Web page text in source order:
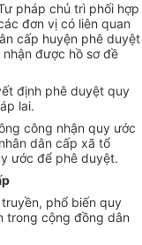
pháp chủ trì phối hợp
đơn vị có liên quan
cấp huyện phê duyệt
được hồ sơ đề
định phê duyệt quy
lai.
công nhận quy ước
dân cấp xã tổ
ước để phê duyệt.
phổ biến quy
trong cộng đồng dân